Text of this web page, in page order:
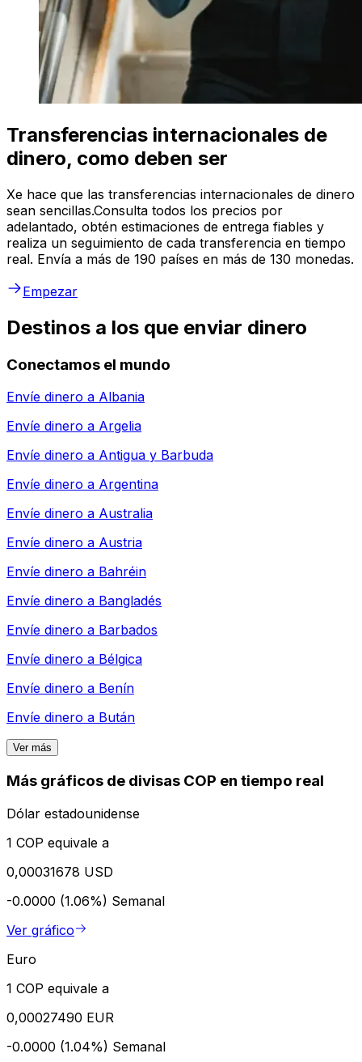
Transferencias internacionales de
dinero, como deben ser
Xe hace que las transferencias internacionales de dinero
sean sencillas.Consulta todos los precios por
adelantado, obtén estimaciones de entrega fiables y
realiza un seguimiento de cada transferencia en tiempo
real. Envía a más de 190 países en más de 130 monedas.
Empezar
Destinos a los que enviar dinero
Conectamos el mundo
Envíe dinero a Albania
Envíe dinero a Argelia
Envíe dinero a Antigua y Barbuda
Envíe dinero a Argentina
Envíe dinero a Australia
Envíe dinero a Austria
Envíe dinero a Bahréin
Envíe dinero a Bangladés
Envíe dinero a Barbados
Envíe dinero a Bélgica
Envíe dinero a Benín
Envíe dinero a Bután
Ver más
Más gráficos de divisas COP en tiempo real
Dólar estadounidense
1 COP equivale a
0,00031678 USD
-0.0000 (1.06%) Semanal
Ver gráfico
Euro
1 COP equivale a
0,00027490 EUR
-0.0000 (1.04%) Semanal